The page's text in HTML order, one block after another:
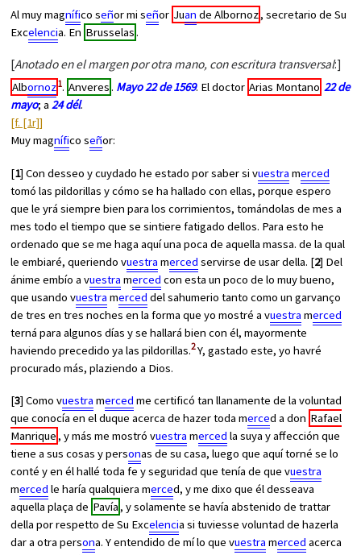
Al muy magnífico señor mi señor Juan de Albornoz, secretario de Su
Excelencia. En Brusselas.
[Anotado en el margen por otra mano, con escritura transversal:]
Albornoz1. Anveres. Mayo 22 de 1569. El doctor Arias Montano 22 de
mayo; a24 dél.
[f. [1r]]
Muy magnífico señor:
[1] Con desseo y cuydado he estado por saber si vuestra merced
tomó las pildorillas y cómo se ha hallado con ellas, porque espero
que le yrá siempre bien para los corrimientos, tomándolas de mes a
mes todo el tiempo que se sintiere fatigado dellos. Para esto he
ordenado que se me haga aquí una poca de aquella massa. de la qual
le embiaré, queriendo vuestra merced servirse de usar della. [2] Del
ánime embío a vuestra merced con esta un poco de lo muy bueno,
que usando vuestra merced del sahumerio tanto como un garvanço
de tres en tres noches en la forma que yo mostré a vuestra merced
terná para algunos días y se hallará bien con él, mayormente
haviendo precedido ya las pildorillas.2Y, gastado este, yo havré
procurado más, plaziendo a Dios.
[3] Como vuestra merced me certificó tan llanamente de la voluntad
que conocía en el duque acerca de hazer toda merced a don Rafael
Manrique, y más me mostró vuestra merced la suya y affección que
tiene a sus cosas y personas de su casa, luego que aquí torné se lo
conté y en él hallé toda fe y seguridad que tenía de que vuestra
merced le haría qualquiera merced, y me dixo que él desseava
aquella plaça de Pavía, y solamente se havía abstenido de trattar
della por respetto de Su Excelencia si tuviesse voluntad de hazerla
dar a otra persona. Y entendido de mí lo que vuestra merced acerca